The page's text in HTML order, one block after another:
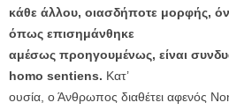
κάθε άλλου, οιασδήποτε μορφής,
όπως επισημάνθηκε
αμέσως προηγουμένως, είναι
homo sentiens. Κατ’
ουσία, ο Άνθρωπος διαθέτει αφενός